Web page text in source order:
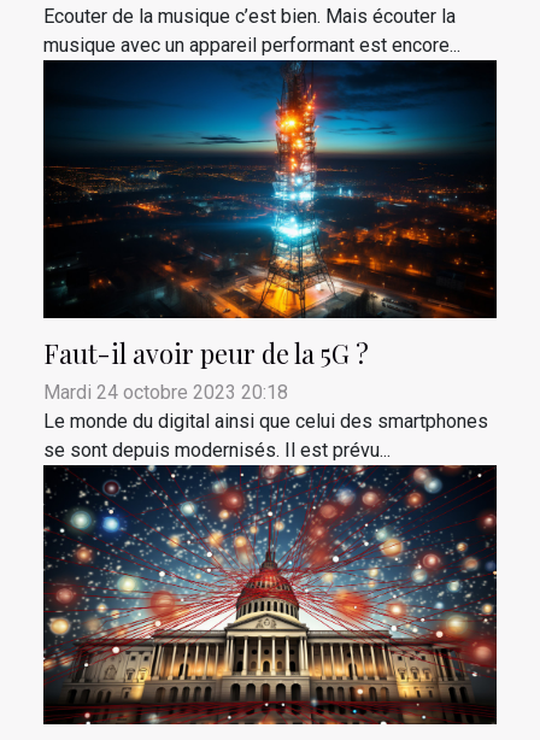
Ecouter de la musique c’est bien. Mais écouter la
musique avec un appareil performant est encore...
Faut-il avoir peur de la 5G ?
Mardi 24 octobre 2023 20:18
Le monde du digital ainsi que celui des smartphones
se sont depuis modernisés. Il est prévu...